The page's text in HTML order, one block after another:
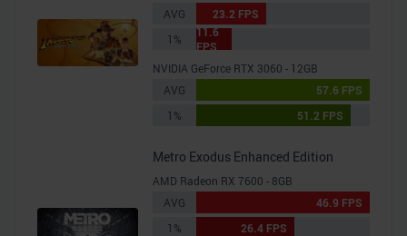
AVG
23.2 FPS
1%
11.6
FPS
NVIDIA GeForce RTX 3060 - 12GB
AVG
57.6 FPS
1%
51.2 FPS
Metro Exodus Enhanced Edition
AMD Radeon RX 7600 - 8GB
AVG
46.9 FPS
1%
26.4 FPS